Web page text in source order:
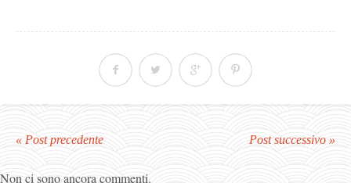
« Post precedente Post successivo »
Non ci sono ancora commenti.